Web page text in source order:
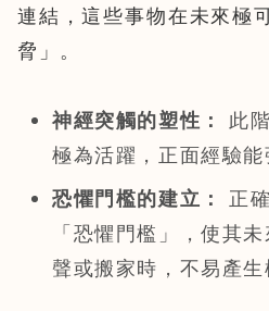
連結，這些事物在未來極
脅」。
神經突觸的塑性：
此
極為活躍，正面經驗能
恐懼門檻的建立：
正
「恐懼門檻」，使其
聲或搬家時，不易產生